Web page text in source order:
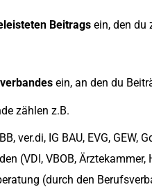
Beitragsein, den du
ein, an den du
zählen z.B.
ver.di, IG BAU, EVG, GEW,
(VDI, VBOB, Ärztekammer,
(durch den